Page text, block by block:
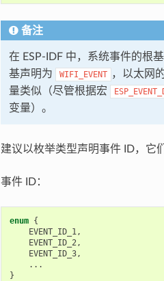
备注
在 ESP-IDF 中，系统事件的根
基声明为
WIFI_EVENT ，以太网
量类似（尽管根据宏
变量）。
建议以枚举类型声明事件 ID，它
事件 ID：
enum {
EVENT_ID_1,
EVENT_ID_2,
EVENT_ID_3,
...
}